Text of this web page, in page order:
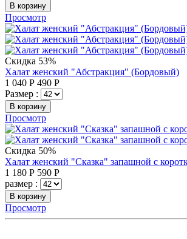
В корзину
Просмотр
Скидка 53%
Халат женский "Абстракция" (Бордовый)
1 040 Р 490 Р
Размер :
В корзину
Просмотр
Скидка 50%
Халат женский "Сказка" запашной с
1 180 Р 590 Р
размер :
В корзину
Просмотр